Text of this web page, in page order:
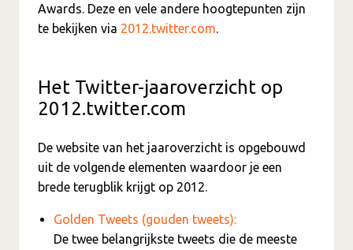
Awards. Deze en vele andere hoogtepunten zijn
te bekijken via 2012.twitter.com.
Het Twitter-jaaroverzicht op
2012.twitter.com
De website van het jaaroverzicht is opgebouwd
uit de volgende elementen waardoor je een
brede terugblik krijgt op 2012.
Golden Tweets (gouden tweets):
De twee belangrijkste tweets die de meeste